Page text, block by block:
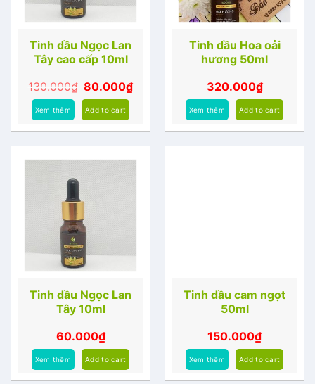
Tinh dầu Ngọc Lan
Tây cao cấp 10ml
130.000₫ 80.000₫
Xem thêm Add to cart
Tinh dầu Hoa oải
hương 50ml
320.000₫
Xem thêm Add to cart
Tinh dầu Ngọc Lan
Tây 10ml
60.000₫
Xem thêm Add to cart
Tinh dầu cam ngọt
50ml
150.000₫
Xem thêm Add to cart